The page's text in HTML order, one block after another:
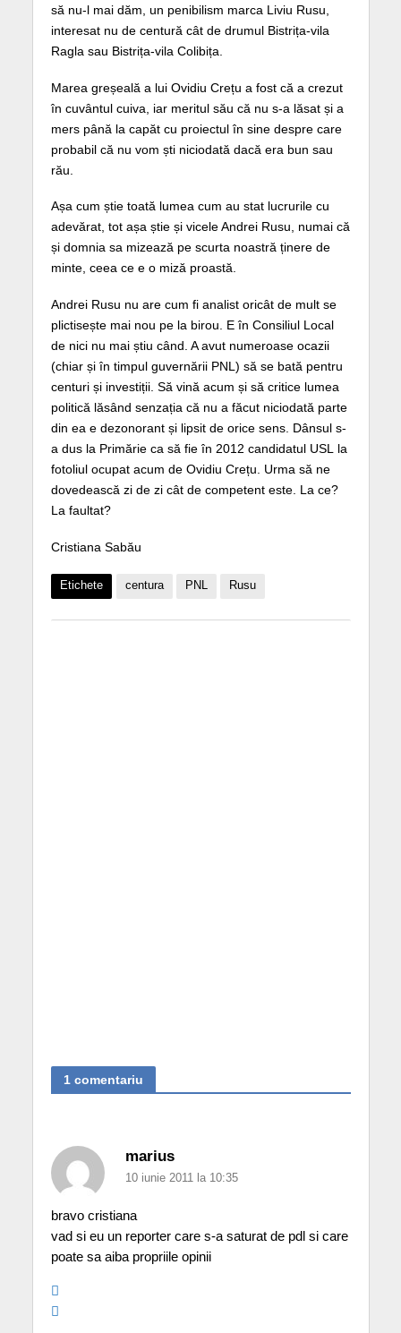
să nu-l mai dăm, un penibilism marca Liviu Rusu,
interesat nu de centură cât de drumul Bistrița-vila
Ragla sau Bistrița-vila Colibița.
Marea greșeală a lui Ovidiu Crețu a fost că a crezut
în cuvântul cuiva, iar meritul său că nu s-a lăsat și a
mers până la capăt cu proiectul în sine despre care
probabil că nu vom ști niciodată dacă era bun sau
rău.
Așa cum știe toată lumea cum au stat lucrurile cu
adevărat, tot așa știe și vicele Andrei Rusu, numai că
și domnia sa mizează pe scurta noastră ținere de
minte, ceea ce e o miză proastă.
Andrei Rusu nu are cum fi analist oricât de mult se
plictisește mai nou pe la birou. E în Consiliul Local
de nici nu mai știu când. A avut numeroase ocazii
(chiar și în timpul guvernării PNL) să se bată pentru
centuri și investiții. Să vină acum și să critice lumea
politică lăsând senzația că nu a făcut niciodată parte
din ea e dezonorant și lipsit de orice sens. Dânsul s-
a dus la Primărie ca să fie în 2012 candidatul USL la
fotoliul ocupat acum de Ovidiu Crețu. Urma să ne
dovedească zi de zi cât de competent este. La ce?
La faultat?
Cristiana Sabău
Etichete centura PNL Rusu
1 comentariu
marius
10 iunie 2011 la 10:35
bravo cristiana
vad si eu un reporter care s-a saturat de pdl si care
poate sa aiba propriile opinii